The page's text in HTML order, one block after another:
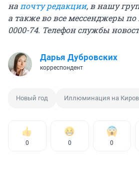
на почту редакции, в нашу
а также во все мессенджеры по
0000-74. Телефон службы
Дарья Дубровских
корреспондент
Новый год Иллюминация на
0 0 0